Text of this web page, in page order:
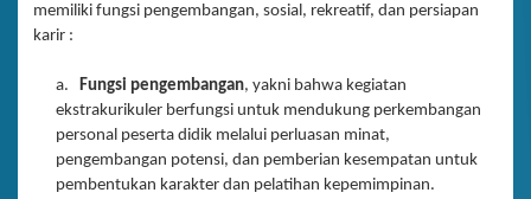
memiliki fungsi pengembangan, sosial, rekreatif, dan persiapan
karir :
a. Fungsi pengembangan, yakni bahwa kegiatan
ekstrakurikuler berfungsi untuk mendukung perkembangan
personal peserta didik melalui perluasan minat,
pengembangan potensi, dan pemberian kesempatan untuk
pembentukan karakter dan pelatihan kepemimpinan.